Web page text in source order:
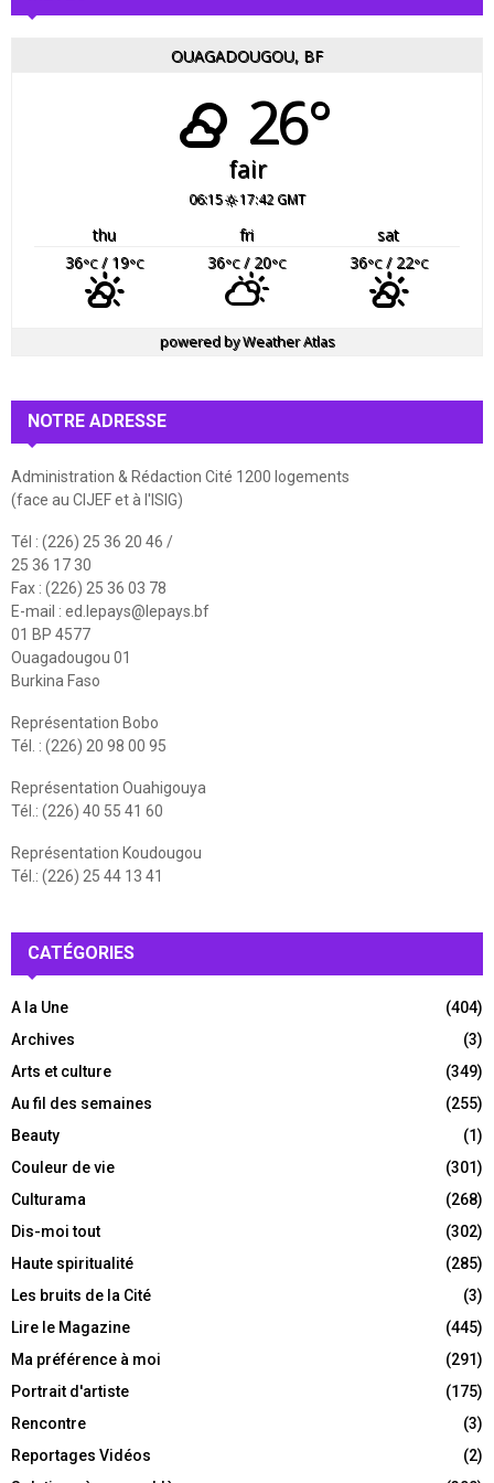
OUAGADOUGOU, BF
26°
fair
06:15 17:42 GMT
thu fri
sat
36°C/ 19°C 36°C/ 20°C 36°C/ 22°C
powered byWeather Atlas
NOTRE ADRESSE
Administration & Rédaction Cité 1200 logements
(face au CIJEF et à l'ISIG)
Tél : (226) 25 36 20 46 /
25 36 17 30
Fax : (226) 25 36 03 78
E-mail : ed.lepays@lepays.bf
01 BP 4577
Ouagadougou 01
Burkina Faso
Représentation Bobo
Tél. : (226) 20 98 00 95
Représentation Ouahigouya
Tél.: (226) 40 55 41 60
Représentation Koudougou
Tél.: (226) 25 44 13 41
CATÉGORIES
A la Une
(404)
Archives
(3)
Arts et culture
(349)
Au fil des semaines
(255)
Beauty
(1)
Couleur de vie
(301)
Culturama
(268)
Dis-moi tout
(302)
Haute spiritualité
(285)
Les bruits de la Cité
(3)
Lire le Magazine
(445)
Ma préférence à moi
(291)
Portrait d'artiste
(175)
Rencontre
(3)
Reportages Vidéos
(2)